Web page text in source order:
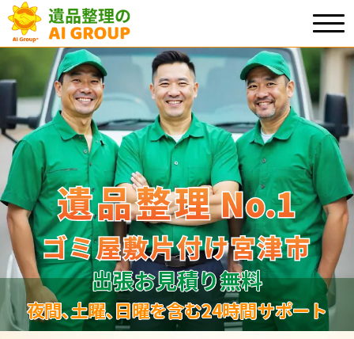
遺品整理No.1
ゴミ屋敷片付け宮津市
遺品整理No.1
ゴミ屋敷片付け宮津市
出張お見積り無料
夜間､土曜､日曜を含む24時間サポート